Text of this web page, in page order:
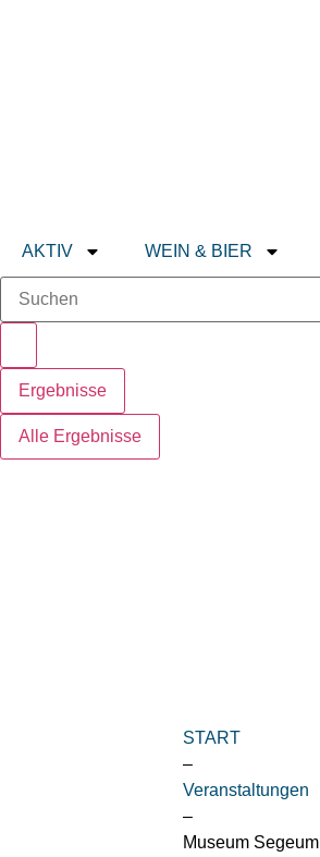
AKTIV WEIN & BIER
Ergebnisse
Alle Ergebnisse
START
–
Veranstaltungen
–
Museum Segeum